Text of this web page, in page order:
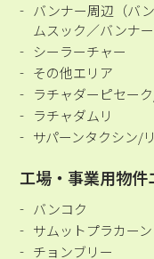
バンナー周辺（バ
ムスック／バンナー
シーラーチャー
その他エリア
ラチャダーピセー
ラチャダムリ
サパーンタクシン/
工場・事業用物件
バンコク
サムットプラカーン
チョンブリー